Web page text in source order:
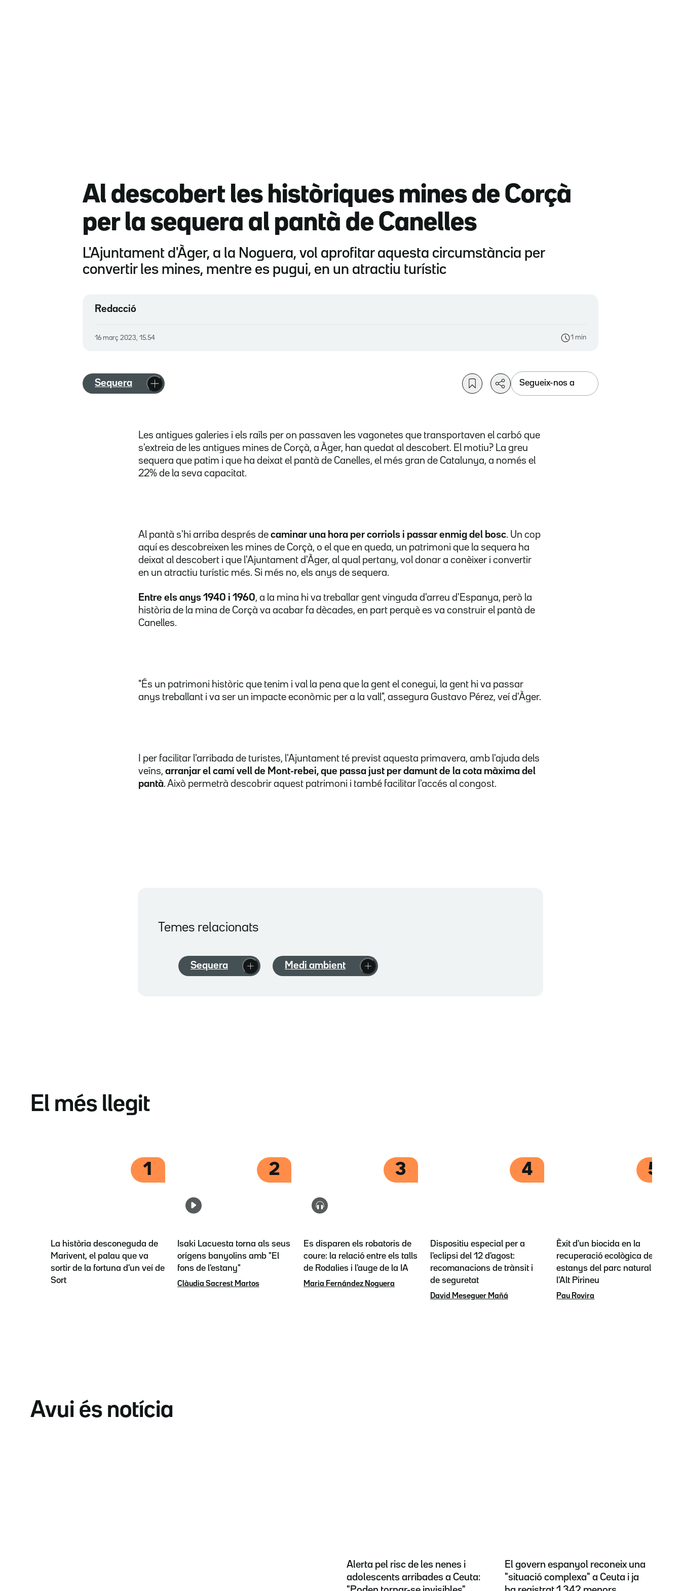
Al descobert les històriques mines de Corçà
per la sequera al pantà de Canelles
L'Ajuntament d'Àger, a la Noguera, vol aprofitar aquesta circumstància per
convertir les mines, mentre es pugui, en un atractiu turístic
Redacció
16 març 2023, 15.54 1 min
Sequera Segueix-nos a
Les antigues galeries i els raïls per on passaven les vagonetes que transportaven el carbó que
s'extreia de les antigues mines de Corçà, a Àger, han quedat al descobert. El motiu? La greu
sequera que patim i que ha deixat el pantà de Canelles, el més gran de Catalunya, a només el
22% de la seva capacitat.
Al pantà s'hi arriba després de caminar una hora per corriols i passar enmig del bosc. Un cop
aquí es descobreixen les mines de Corçà, o el que en queda, un patrimoni que la sequera ha
deixat al descobert i que l'Ajuntament d'Àger, al qual pertany, vol donar a conèixer i convertir
en un atractiu turístic més. Si més no, els anys de sequera.
Entre els anys 1940 i 1960, a la mina hi va treballar gent vinguda d'arreu d'Espanya, però la
història de la mina de Corçà va acabar fa dècades, en part perquè es va construir el pantà de
Canelles.
"És un patrimoni històric que tenim i val la pena que la gent el conegui, la gent hi va passar
anys treballant i va ser un impacte econòmic per a la vall", assegura Gustavo Pérez, veí d'Àger.
I per facilitar l'arribada de turistes, l'Ajuntament té previst aquesta primavera, amb l'ajuda dels
veïns, arranjar el camí vell de Mont-rebei, que passa just per damunt de la cota màxima del
pantà. Això permetrà descobrir aquest patrimoni i també facilitar l'accés al congost.
Temes relacionats
Sequera Medi ambient
El més llegit
1
La història desconeguda de
Marivent, el palau que va
sortir de la fortuna d'un veí de
Sort
2
Isaki Lacuesta torna als seus
orígens banyolins amb "El
fons de l'estany"
Clàudia Sacrest Martos
3
Es disparen els robatoris de
coure: la relació entre els talls
de Rodalies i l'auge de la IA
Maria Fernández Noguera
4
Dispositiu especial per a
l'eclipsi del 12 d'agost:
recomanacions de trànsit i
de seguretat
David Meseguer Mañá
5
Èxit d'un biocida en la
recuperació ecològica dels
estanys del parc natural de
l'Alt Pirineu
Pau Rovira
Avui és notícia
Alerta pel risc de les nenes i
adolescents arribades a Ceuta:
El govern espanyol reconeix una
"situació complexa" a Ceuta i ja